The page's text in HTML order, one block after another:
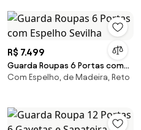
R$ 7.499
Guarda Roupas 6 Portas com
Espelho Sevilha
Com Espelho, de Madeira, Reto